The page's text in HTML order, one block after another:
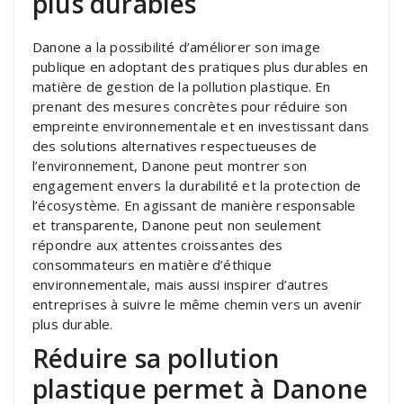
Danone a la possibilité d’améliorer son image
publique en adoptant des pratiques plus durables en
matière de gestion de la pollution plastique. En
prenant des mesures concrètes pour réduire son
empreinte environnementale et en investissant dans
des solutions alternatives respectueuses de
l’environnement, Danone peut montrer son
engagement envers la durabilité et la protection de
l’écosystème. En agissant de manière responsable
et transparente, Danone peut non seulement
répondre aux attentes croissantes des
consommateurs en matière d’éthique
environnementale, mais aussi inspirer d’autres
entreprises à suivre le même chemin vers un avenir
plus durable.
Réduire sa pollution
plastique permet à Danone